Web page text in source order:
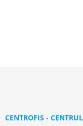
CENTROFIS -